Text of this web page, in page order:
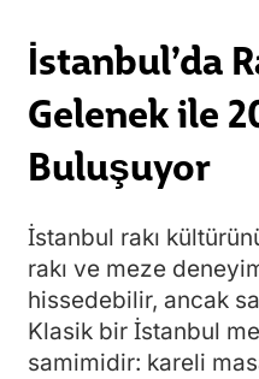
İstanbul’da
Gelenek ile
Buluşuyor
İstanbul rakı
rakı ve meze
hissedebilir, ancak
Klasik bir İstanbul
samimidir: kareli